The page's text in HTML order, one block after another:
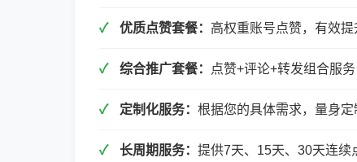
优质点赞套餐： 高权重账号点赞，有效
综合推广套餐： 点赞+评论+转发组合服
定制化服务： 根据您的具体需求，量身
长周期服务： 提供7天、15天、30天连续